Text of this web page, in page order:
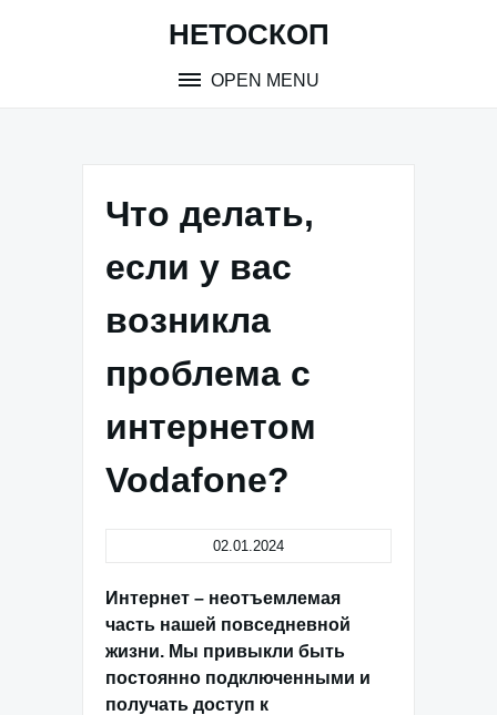
НЕТОСКОП
OPEN MENU
Что делать,
если у вас
возникла
проблема с
интернетом
Vodafone?
02.01.2024
Интернет – неотъемлемая
часть нашей повседневной
жизни. Мы привыкли быть
постоянно подключенными и
получать доступ к